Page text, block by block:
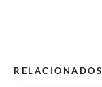
RELACIONADOS